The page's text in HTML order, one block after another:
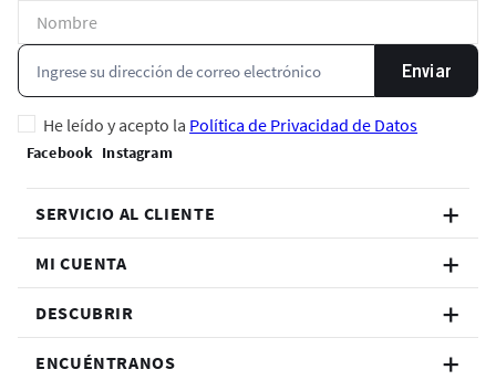
Enviar
He leído y acepto la Política de Privacidad de Datos
SERVICIO AL CLIENTE
MI CUENTA
DESCUBRIR
ENCUÉNTRANOS